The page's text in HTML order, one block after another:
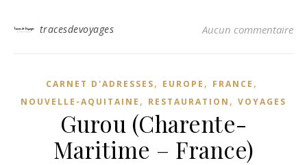
tracesdevoyages Aucun commentaire
CARNET D'ADRESSES, EUROPE , FRANCE ,
NOUVELLE-AQUITAINE , RESTAURATION , VOYAGES
Gurou (Charente-
Maritime – France)